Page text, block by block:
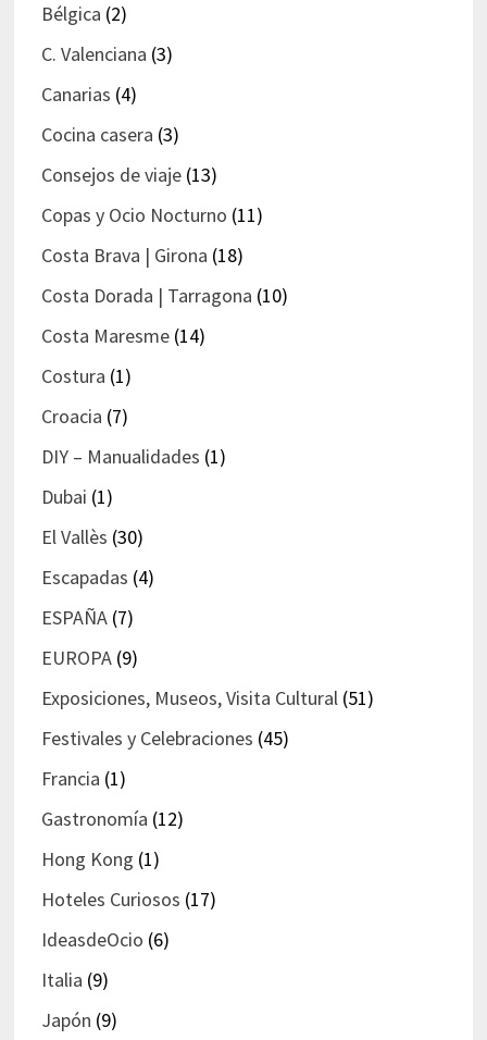
Bélgica (2)
C. Valenciana (3)
Canarias (4)
Cocina casera (3)
Consejos de viaje(13)
Copas y Ocio Nocturno (11)
Costa Brava | Girona (18)
Costa Dorada | Tarragona (10)
Costa Maresme(14)
Costura (1)
Croacia (7)
DIY – Manualidades (1)
Dubai (1)
El Vallès (30)
Escapadas (4)
ESPAÑA(7)
EUROPA(9)
Exposiciones, Museos, Visita Cultural(51)
Festivales y Celebraciones (45)
Francia (1)
Gastronomía (12)
Hong Kong (1)
Hoteles Curiosos (17)
IdeasdeOcio (6)
Italia (9)
Japón (9)